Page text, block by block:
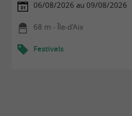
06/08/2026 au 09/08/2026
68 m - Île-d'Aix
Festivals